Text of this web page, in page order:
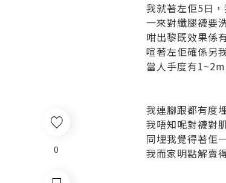
0
我就著左佢5日
一來對纖腿襪要
咁出黎既效果係
喧著左佢確係另
當人手度有
我連腳跟都有度
我唔知呢對襪對
同埋我覺得著佢
我而家明點解賣